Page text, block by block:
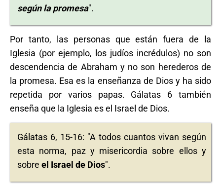
según la promesa".
Por tanto, las personas que están fuera de la
Iglesia (por ejemplo, los judíos incrédulos) no son
descendencia de Abraham y no son herederos de
la promesa. Esa es la enseñanza de Dios y ha sido
repetida por varios papas. Gálatas 6 también
enseña que la Iglesia es el Israel de Dios.
Gálatas 6, 15-16: "A todos cuantos vivan según
esta norma, paz y misericordia sobre ellos y
sobre el Israel de Dios".